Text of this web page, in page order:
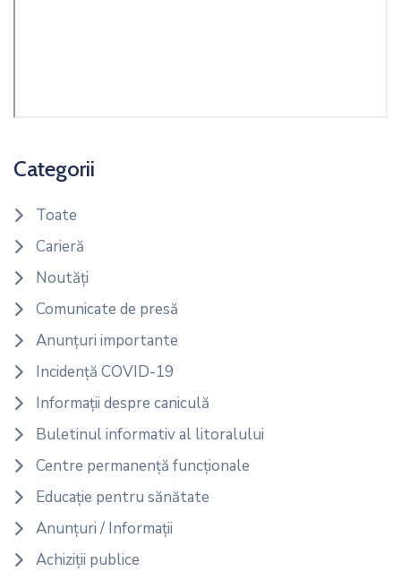
Categorii
Toate
Carieră
Noutăți
Comunicate de presă
Anunțuri importante
Incidență COVID-19
Informații despre caniculă
Buletinul informativ al litoralului
Centre permanență funcționale
Educație pentru sănătate
Anunțuri / Informații
Achiziții publice